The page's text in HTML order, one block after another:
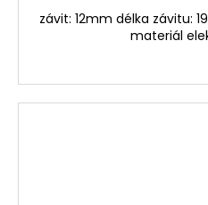
závit: 12mm délka závitu:
materiál